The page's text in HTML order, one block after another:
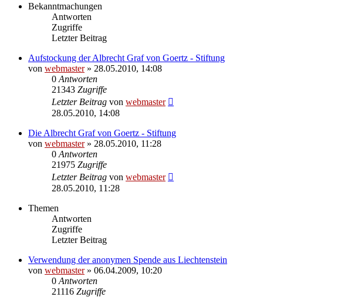
Bekanntmachungen
Antworten
Zugriffe
Letzter Beitrag
Aufstockung der Albrecht Graf von Goertz - Stiftung
von webmaster» 28.05.2010, 14:08
0 Antworten
21343 Zugriffe
Letzter Beitrag von webmaster
28.05.2010, 14:08
Die Albrecht Graf von Goertz - Stiftung
von webmaster» 28.05.2010, 11:28
0 Antworten
21975 Zugriffe
Letzter Beitrag von webmaster
28.05.2010, 11:28
Themen
Antworten
Zugriffe
Letzter Beitrag
Verwendung der anonymen Spende aus Liechtenstein
von webmaster» 06.04.2009, 10:20
0 Antworten
21116 Zugriffe